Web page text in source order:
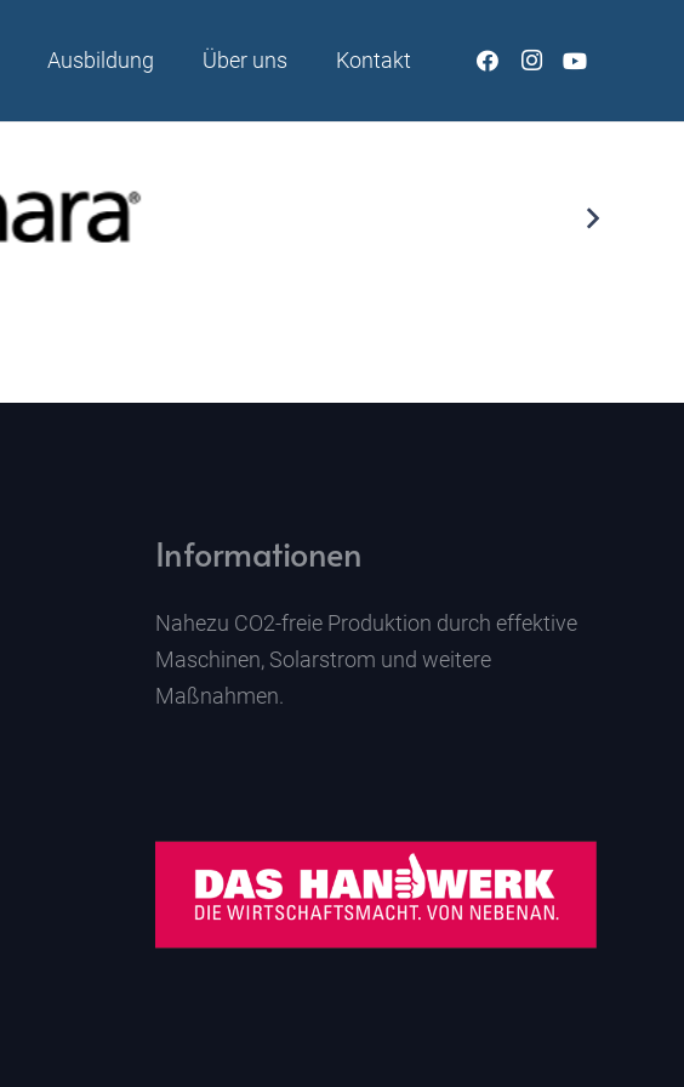
Ausbildung Über uns Kontakt
Informationen
Nahezu CO2-freie Produktion durch effektive
Maschinen, Solarstrom und weitere
Maßnahmen.